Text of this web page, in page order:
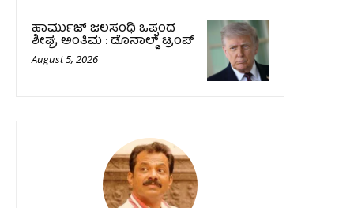
ಹಾರ್ಮುಜ್‌ ಜಲಸಂಧಿ ಒಪ್ಪಂದ
ಶೀಘ್ರ ಅಂತಿಮ : ಡೊನಾಲ್ಡ್‌ ಟ್ರಂಪ್‌
August 5, 2026